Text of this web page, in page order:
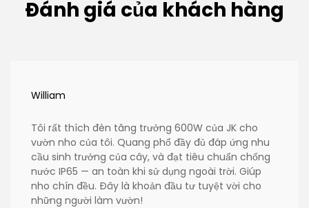
Đánh giá của khách hàng
William
Tôi rất thích đèn tăng trưởng 600W của JK cho
vườn nho của tôi. Quang phổ đầy đủ đáp ứng nhu
cầu sinh trưởng của cây, và đạt tiêu chuẩn chống
nước IP65 — an toàn khi sử dụng ngoài trời. Giúp
nho chín đều. Đây là khoản đầu tư tuyệt vời cho
những người làm vườn!